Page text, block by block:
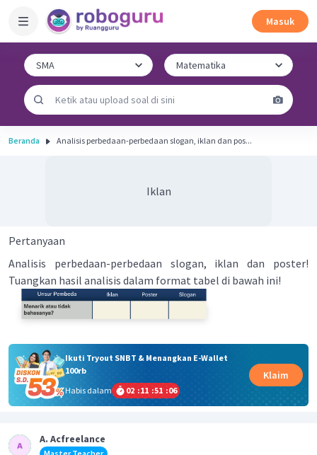
Masuk
Beranda Analisis perbedaan-perbedaan slogan, iklan dan pos...
Iklan
Pertanyaan
Analisis perbedaan-perbedaan slogan, iklan dan poster!
Tuangkan hasil analisis dalam format tabel di bawah ini!
Ikuti Tryout SNBT & Menangkan E-Wallet
100rb
Habis dalam
02 :11 :51 :06
Klaim
A. Acfreelance